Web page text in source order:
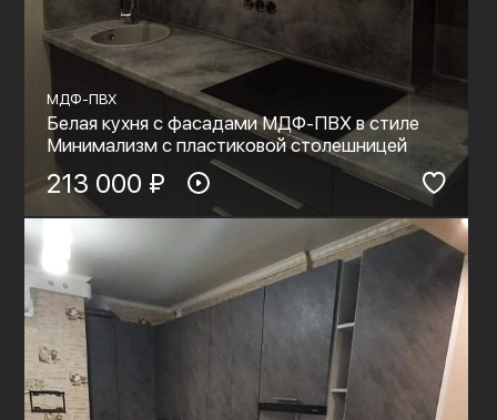
МДФ-ПВХ
Белая кухня с фасадами МДФ-ПВХ в стиле
Минимализм с пластиковой столешницей
213 000 ₽